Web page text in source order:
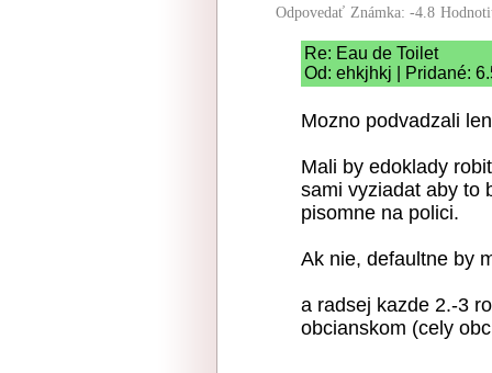
Odpovedať Známka: -4.8
Re: Eau de Toilet
Od: ehkjhkj | Pridané:
Mozno podvadzali
Mali by edoklady
sami vyziadat aby to
pisomne na polici.
Ak nie, defaultne by
a radsej kazde 2.-3
obcianskom (cely